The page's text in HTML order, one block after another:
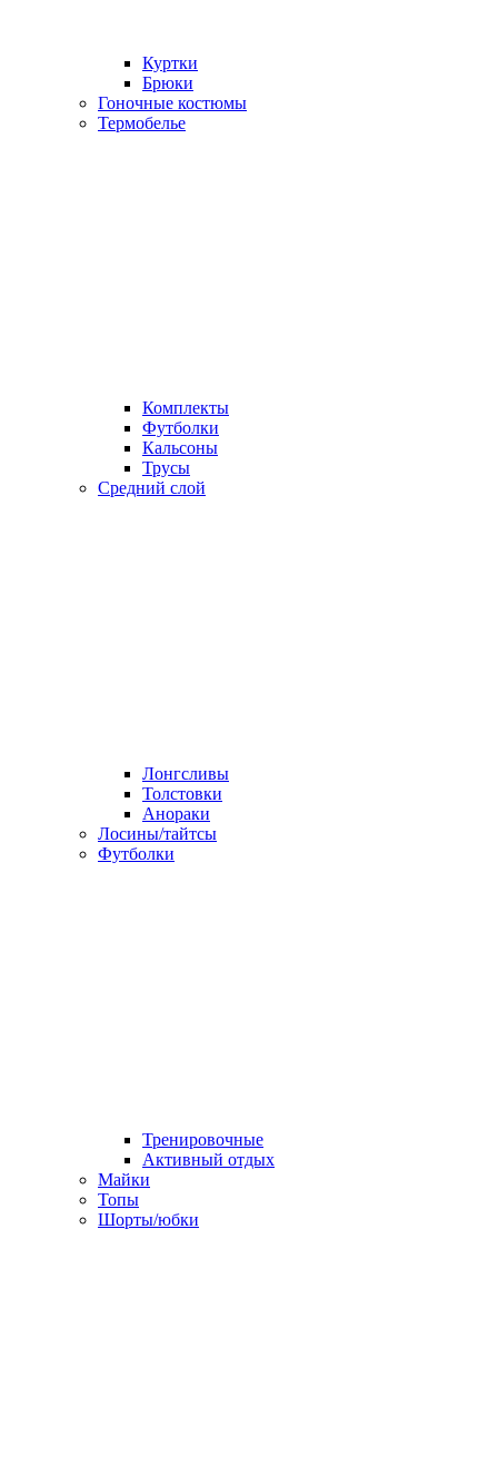
Куртки
Брюки
Гоночные костюмы
Термобелье
Комплекты
Футболки
Кальсоны
Трусы
Средний слой
Лонгсливы
Толстовки
Анораки
Лосины/тайтсы
Футболки
Тренировочные
Активный отдых
Майки
Топы
Шорты/юбки